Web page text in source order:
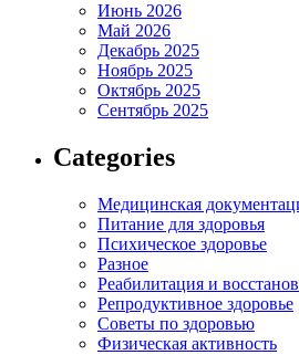
Июнь 2026
Май 2026
Декабрь 2025
Ноябрь 2025
Октябрь 2025
Сентябрь 2025
Categories
Медицинская
Питание для здоровья
Психическое здоровье
Разное
Реабилитация и
Репродуктивное здоровье
Советы по здоровью
Физическая активность